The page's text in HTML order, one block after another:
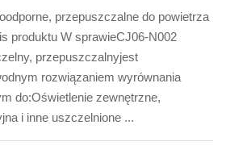
przepuszczalne do powietrza
produktu W sprawieCJ06-N002
przepuszczalnyjest
rozwiązaniem wyrównania
do:Oświetlenie zewnętrzne,
i inne uszczelnione ...